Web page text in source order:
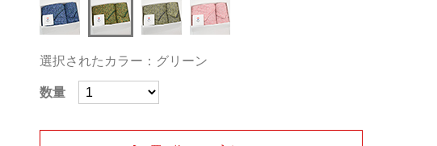
選択されたカラー：グリーン
数量